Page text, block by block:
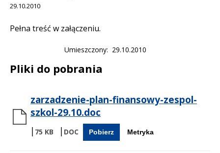
29.10.2010
Treść
Pełna treść w załączeniu.
Umieszczony 29.10.2010
Pliki do pobrania
zarzadzenie-plan-finansowy-zespol-
szkol-29.10.doc
75 KB Pobierz Metryka